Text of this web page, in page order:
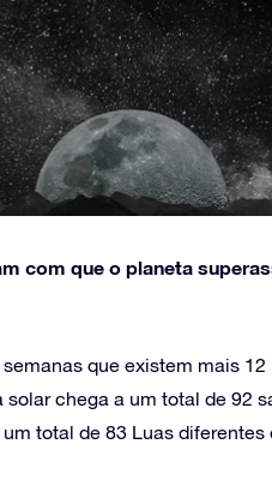
com que o planeta
que existem mais
chega a um total de 92
total de 83 Luas diferentes